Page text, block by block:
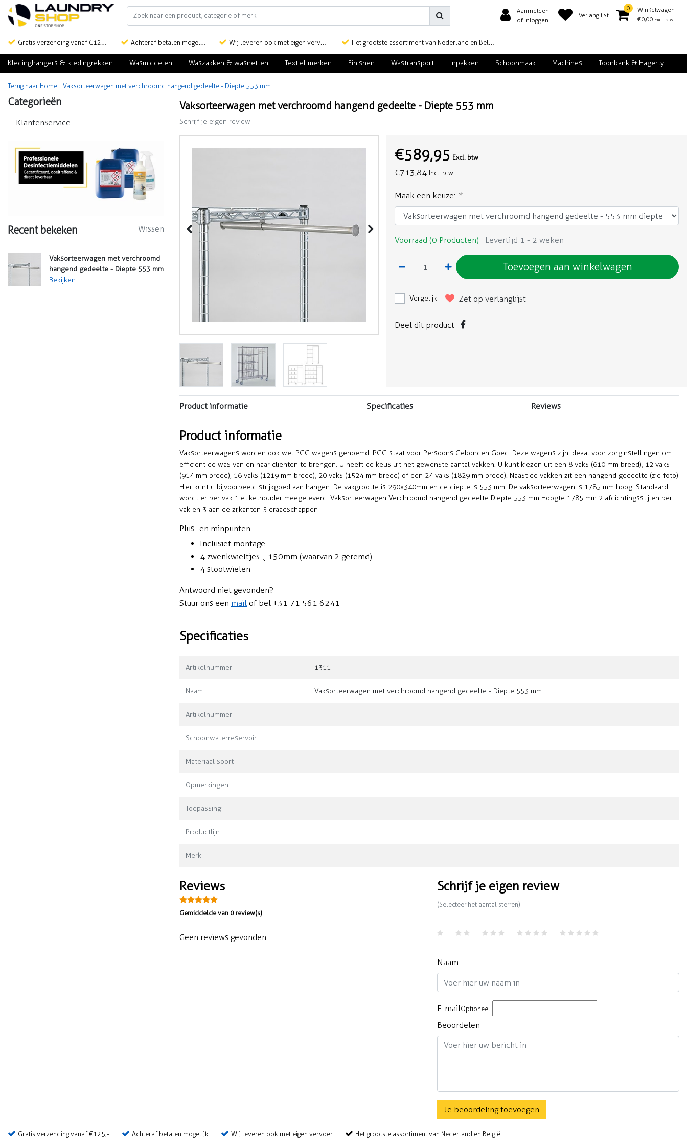
Aanmelden
of Inloggen
Verlanglijst
0
Winkelwagen
€0,00 Excl. btw
Gratis verzending vanaf €125,- Achteraf betalen mogelijk Wij leveren ook met eigen vervoer Het grootste assortiment van Nederland en België
Kledinghangers & kledingrekken Wasmiddelen Waszakken & wasnetten Textiel merken Finishen Wastransport Inpakken Schoonmaak Machines Toonbank & Hagerty
Terug naar Home Vaksorteerwagen met verchroomd hangend gedeelte - Diepte 553 mm
Categorieën
Klantenservice
Recent bekeken Wissen
Vaksorteerwagen met verchroomd
hangend gedeelte - Diepte 553 mm
Bekijken
Vaksorteerwagen met verchroomd hangend gedeelte - Diepte 553 mm
Schrijf je eigen review
€589,95 Excl. btw
€713,84 Incl. btw
Maak een keuze: *
Voorraad (0 Producten) Levertijd 1 - 2 weken
Toevoegen aan winkelwagen
Vergelijk Zet op verlanglijst
Deel dit product
Product informatie Specificaties Reviews
Product informatie
Vaksorteerwagens worden ook wel PGG wagens genoemd. PGG staat voor Persoons Gebonden Goed. Deze wagens zijn ideaal voor zorginstellingen om
efficiënt de was van en naar cliënten te brengen. U heeft de keus uit het gewenste aantal vakken. U kunt kiezen uit een 8 vaks (610 mm breed), 12 vaks
(914 mm breed), 16 vaks (1219 mm breed), 20 vaks (1524 mm breed) of een 24 vaks (1829 mm breed). Naast de vakken zit een hangend gedeelte (zie foto)
Hier kunt u bijvoorbeeld strijkgoed aan hangen. De vakgrootte is 290x340mm en de diepte is 553 mm. De vaksorteerwagen is 1785 mm hoog. Standaard
wordt er per vak 1 etikethouder meegeleverd. Vaksorteerwagen Verchroomd hangend gedeelte Diepte 553 mm Hoogte 1785 mm 2 afdichtingsstijlen per
vak en 3 aan de zijkanten 5 draadschappen
Plus- en minpunten
Inclusief montage
4 zwenkwieltjes ¸ 150mm (waarvan 2 geremd)
4 stootwielen
Antwoord niet gevonden?
Stuur ons een mail of bel +31 71 561 6241
Specificaties
Artikelnummer 1311
Naam Vaksorteerwagen met verchroomd hangend gedeelte - Diepte 553 mm
Artikelnummer
Schoonwaterreservoir
Materiaal soort
Opmerkingen
Toepassing
Productlijn
Merk
Reviews
Gemiddelde van 0 review(s)
Geen reviews gevonden...
Schrijf je eigen review
(Selecteer het aantal sterren)
Naam
E-mailOptioneel
Beoordelen
Je beoordeling toevoegen
Gratis verzending vanaf €125,- Achteraf betalen mogelijk Wij leveren ook met eigen vervoer Het grootste assortiment van Nederland en België